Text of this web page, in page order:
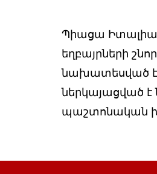
Պիացա Իտալիա
եղբայրների
նախատեսված է
ներկայացված
պաշտոնական